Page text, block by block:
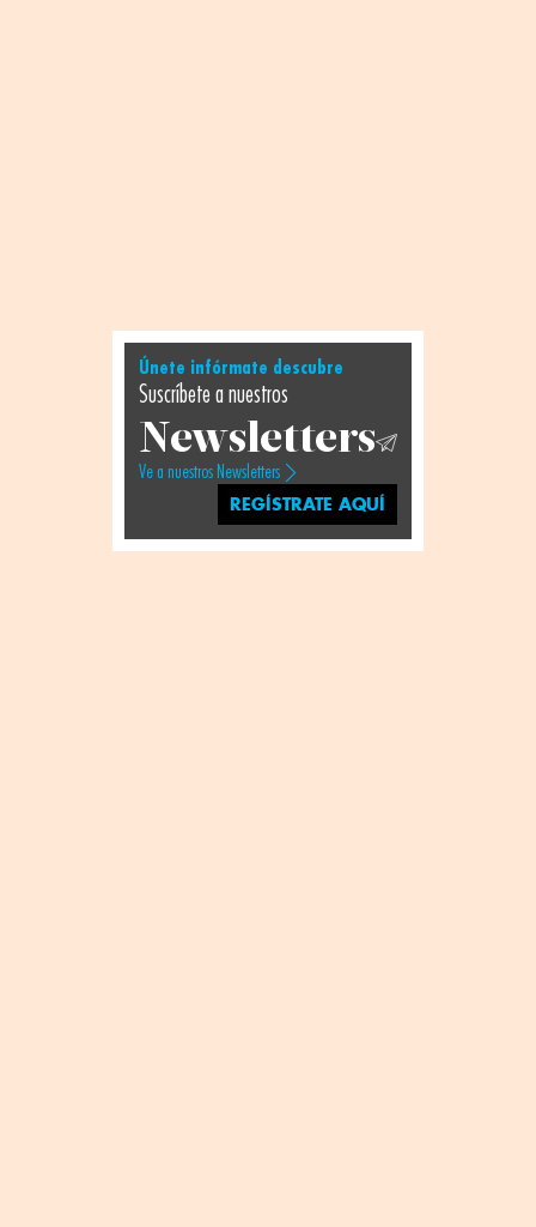
Únete infórmate descubre
Suscríbete a nuestros
Newsletters
Ve a nuestros Newsletters
REGÍSTRATE AQUÍ